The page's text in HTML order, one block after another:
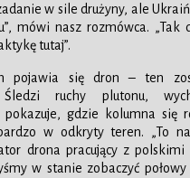
w sile drużyny, ale
mówi nasz rozmówca. „Tak
tutaj”.
pojawia się dron – ten
Śledzi ruchy plutonu,
pokazuje, gdzie kolumna się
w odkryty teren. „To
drona pracujący z polskimi
w stanie zobaczyć